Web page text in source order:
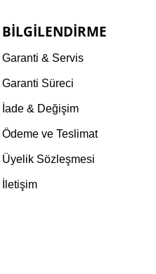
BILGILENDIRME
Garanti & Servis
Garanti Süreci
İade & Değişim
Ödeme ve Teslimat
Üyelik Sözleşmesi
İletişim